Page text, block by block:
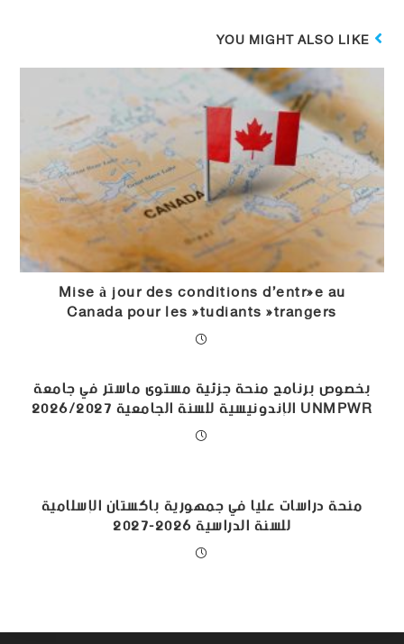
YOU MIGHT ALSO LIKE
Mise à jour des conditions d’entrée au
Canada pour les étudiants étrangers
بخصوص برنامج منحة جزئية مستوى ماستر في جامعة
UNMPWR الإندونيسية للسنة الجامعية 2026/2027
منحة دراسات عليا في جمهورية باكستان الإسلامية
للسنة الدراسية 2026-2027